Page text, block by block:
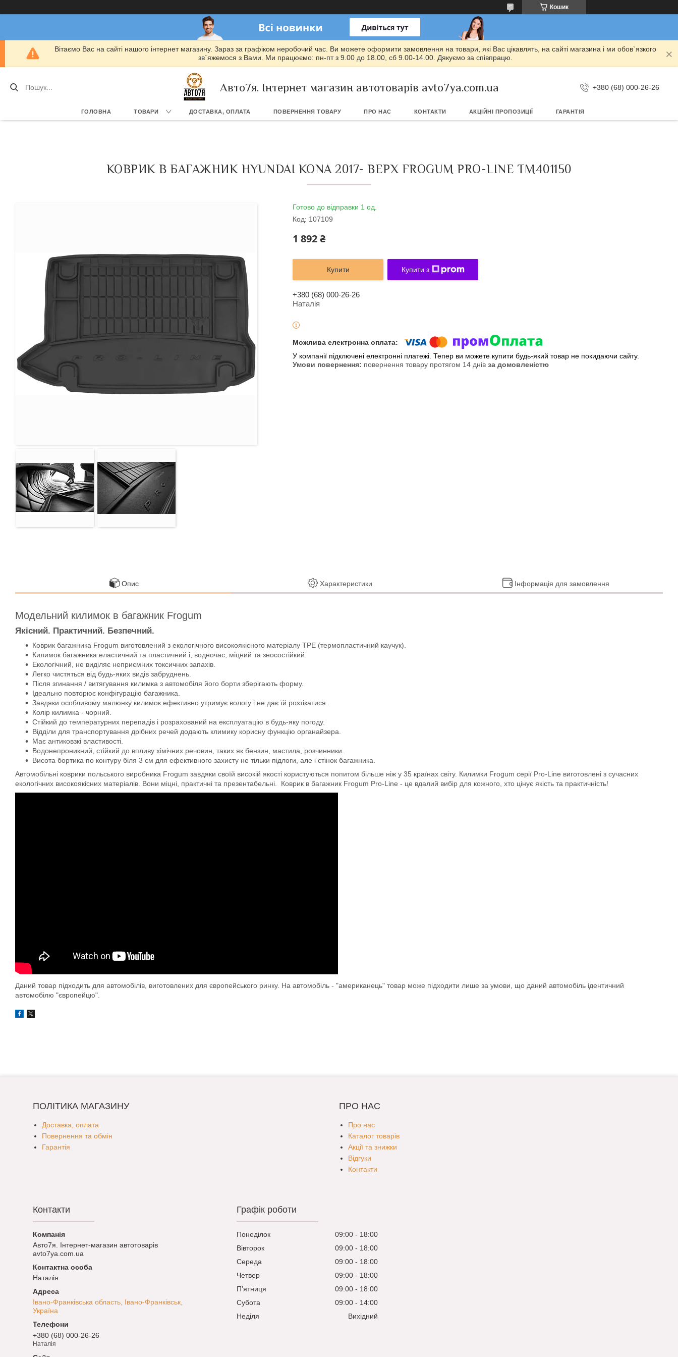
Кошик
Вітаємо Вас на сайті нашого інтернет магазину. Зараз за графіком неробочий час. Ви можете оформити замовлення на товари, які Вас цікавлять, на сайті магазина і ми обов`язкого
зв`яжемося з Вами. Ми працюємо: пн-пт з 9.00 до 18.00, сб 9.00-14.00. Дякуємо за співпрацю.
Авто7я. Інтернет магазин автотоварів avto7ya.com.ua +380 (68) 000-26-26
ГОЛОВНА ТОВАРИ ДОСТАВКА, ОПЛАТА ПОВЕРНЕННЯ ТОВАРУ ПРО НАС КОНТАКТИ АКЦІЙНІ ПРОПОЗИЦІЇ ГАРАНТІЯ
КОВРИК В БАГАЖНИК HYUNDAI KONA 2017- ВЕРХ FROGUM PRO-LINE TM401150
Готово до відправки 1 од.
Код: 107109
1 892 ₴
Купити Купити з
+380 (68) 000-26-26
Наталія
У компанії підключені електронні платежі. Тепер ви можете купити будь-який товар не покидаючи сайту.
повернення товару протягом 14 днів за домовленістю
Опис Характеристики Інформація для замовлення
Модельний килимок в багажник Frogum
Якісний. Практичний. Безпечний.
Коврик багажника Frogum виготовлений з екологічного високоякісного матеріалу TPE (термопластичний каучук).
Килимок багажника еластичний та пластичний і, водночас, міцний та зносостійкий.
Екологічний, не виділяє неприємних токсичних запахів.
Легко чистяться від будь-яких видів забруднень.
Після згинання / витягування килимка з автомобіля його борти зберігають форму.
Ідеально повторює конфігурацію багажника.
Завдяки особливому малюнку килимок ефективно утримує вологу і не дає їй розтікатися.
Колір килимка - чорний.
Стійкий до температурних перепадів і розрахований на експлуатацію в будь-яку погоду.
Відділи для транспортування дрібних речей додають климику корисну функцію органайзера.
Має антиковзкі властивості.
Водонепроникний, стійкий до впливу хімічних речовин, таких як бензин, мастила, розчинники.
Висота бортика по контуру біля 3 см для ефективного захисту не тільки підлоги, але і стінок багажника.
Автомобільні коврики польського виробника Frogum завдяки своїй високій якості користуються попитом більше ніж у 35 країнах світу. Килимки Frogum серії Pro-Line виготовлені з сучасних
екологічних високоякісних матеріалів. Вони міцні, практичні та презентабельні. Коврик в багажник Frogum Pro-Line - це вдалий вибір для кожного, хто цінує якість та практичність!
Даний товар підходить для автомобілів, виготовлених для європейського ринку. На автомобіль - "американець" товар може підходити лише за умови, що даний автомобіль ідентичний
автомобілю "європейцю".
ПОЛІТИКА МАГАЗИНУ
Доставка, оплата
Повернення та обмін
Гарантія
ПРО НАС
Про нас
Каталог товарів
Акції та знижки
Відгуки
Контакти
Контакти
Авто7я. Інтернет-магазин автотоварів
avto7ya.com.ua
Наталія
Івано-Франківська область, Івано-Франківськ,
Україна
+380 (68) 000-26-26
Наталія
Графік роботи
Понеділок 09:00
18:00
Вівторок
09:00
18:00
Середа
09:00
18:00
Четвер
09:00
18:00
Пʼятниця
09:00
18:00
Субота
09:00
14:00
Неділя
Вихідний